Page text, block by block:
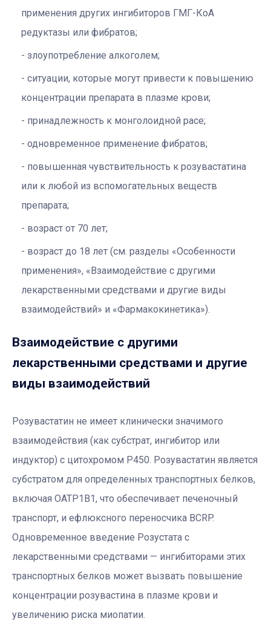
применения других ингибиторов ГМГ-КоА
редуктазы или фибратов;
злоупотребление алкоголем;
ситуации, которые могут привести к повышению
концентрации препарата в плазме крови;
принадлежность к монголоидной расе;
одновременное применение фибратов;
повышенная чувствительность к розувастатина
или к любой из вспомогательных веществ
препарата;
возраст от 70 лет;
возраст до 18 лет (см. разделы «Особенности
применения», «Взаимодействие с другими
лекарственными средствами и другие виды
взаимодействий» и «Фармакокинетика»).
Взаимодействие с другими
лекарственными средствами и другие
виды взаимодействий
Розувастатин не имеет клинически значимого
взаимодействия (как субстрат, ингибитор или
индуктор) с цитохромом Р450. Розувастатин является
субстратом для определенных транспортных белков,
включая OATP1B1, что обеспечивает печеночный
транспорт, и ефлюксного переносчика BCRP.
Одновременное введение Розустата с
лекарственными средствами — ингибиторами этих
транспортных белков может вызвать повышение
концентрации розувастина в плазме крови и
увеличению риска миопатии.